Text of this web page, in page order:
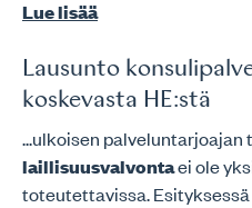
Lue lisää
Lausunto
koskevasta HE:stä
...ulkoisen
laillisuusvalvontaei ole
toteutettavissa.